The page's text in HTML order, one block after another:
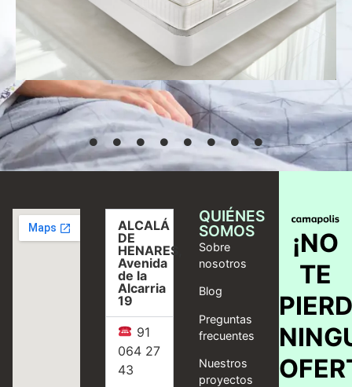
Desde 769,00 €
Seleccionar
opciones
ALCALÁ
DE
HENARES,
Avenida
de la
Alcarria
19
91
064 27
43
QUIÉNES
SOMOS
Sobre
nosotros
Blog
Preguntas
frecuentes
Nuestros
proyectos
¡NO
TE